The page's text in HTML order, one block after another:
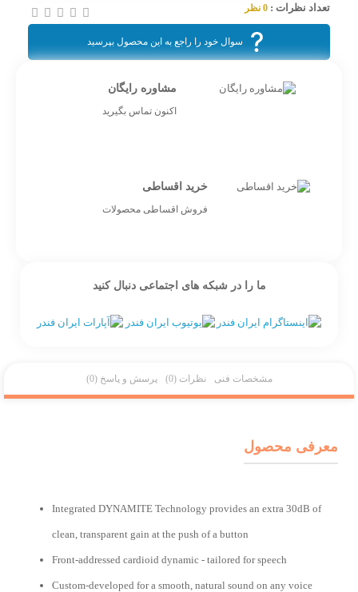
تعداد نظرات : 0 نظر
سوال خود را راجع به این محصول بپرسید
مشاوره رایگان
اکنون تماس بگیرید
خرید اقساطی
فروش اقساطی محصولات
ما را در شبکه های اجتماعی دنبال کنید
مشخصات فنی نظرات (0) پرسش و پاسخ (0)
معرفی محصول
Integrated DYNAMITE Technology provides an extra 30dB of
clean, transparent gain at the push of a button
Front-addressed cardioid dynamic - tailored for speech
Custom-developed for a smooth, natural sound on any voice